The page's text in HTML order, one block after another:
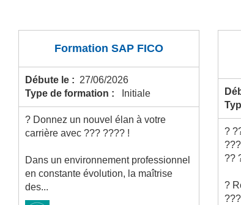
Formation SAP FICO
Débute le : 27/06/2026
Type de formation :
Initiale
? Donnez un nouvel élan à votre
carrière avec ??? ???? !
Dans un environnement professionnel
en constante évolution, la maîtrise
des...
?
??
?